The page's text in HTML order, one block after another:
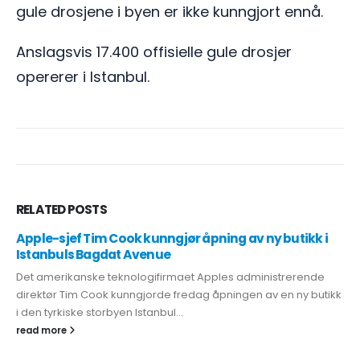
gule drosjene i byen er ikke kunngjort ennå.
Anslagsvis 17.400 offisielle gule drosjer
opererer i Istanbul.
RELATEDPOSTS
Apple-sjef Tim Cook kunngjør åpning av ny butikk i
Istanbuls Bagdat Avenue
Det amerikanske teknologifirmaet Apples administrerende
direktør Tim Cook kunngjorde fredag åpningen av en ny butikk
i den tyrkiske storbyen Istanbul...
read more